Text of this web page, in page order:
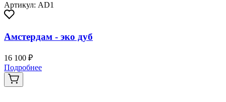
Артикул: AD1
Амстердам - эко дуб
16 100 ₽
Подробнее